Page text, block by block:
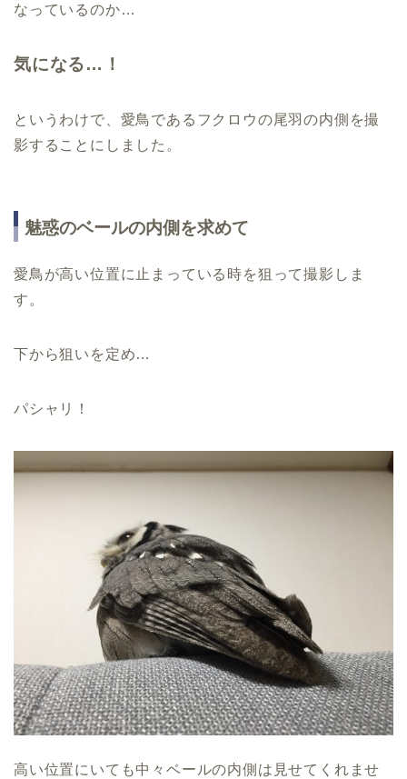
なっているのか…
気になる…！
というわけで、愛鳥であるフクロウの尾羽の内側を撮
影することにしました。
魅惑のベールの内側を求めて
愛鳥が高い位置に止まっている時を狙って撮影しま
す。
下から狙いを定め…
パシャリ！
高い位置にいても中々ベールの内側は見せてくれませ